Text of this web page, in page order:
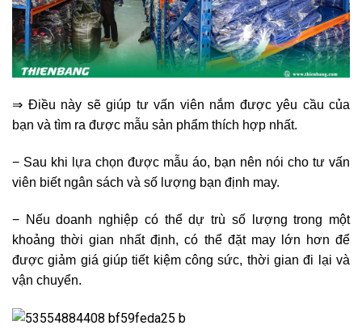
⇒ Điều này sẽ giúp tư vấn viên nắm được yêu cầu của
bạn và tìm ra được mẫu sản phẩm thích hợp nhất.
− Sau khi lựa chọn được mẫu áo, bạn nên nói cho tư vấn
viên biết ngân sách và số lượng bạn định may.
− Nếu doanh nghiệp có thể dự trù số lượng trong một
khoảng thời gian nhất định, có thể đặt may lớn hơn để
được giảm giá giúp tiết kiệm công sức, thời gian đi lại và
vận chuyển.